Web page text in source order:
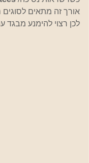
אורך זה מתאים
לכן רצוי להימנע מבגד